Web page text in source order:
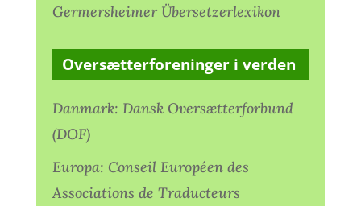
Germersheimer Übersetzerlexikon
Oversætterforeninger i verden
Danmark: Dansk Oversætterforbund
(DOF)
Europa: Conseil Européen des
Associations de Traducteurs